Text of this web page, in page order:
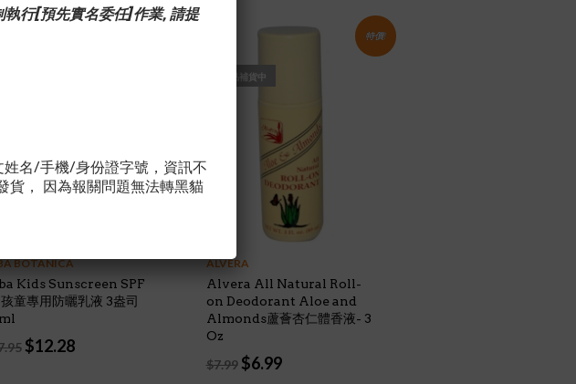
$19.50. $15.49.
$13.99.
$12.80.
BOTANICA
Kids Sunscreen SPF
童專用防曬乳液 3盎司
Original
$12.28Current
特價!
熱門商品補貨中
ALVERA
Alvera All Natural Roll-
on Deodorant Aloe and
Almonds蘆薈杏仁體香液- 3
Oz
$7.99 Original
$6.99Current
行[預先實名委任]作業, 請提
名/手機/身份證字號，資訊不
貨， 因為報關問題無法轉黑貓